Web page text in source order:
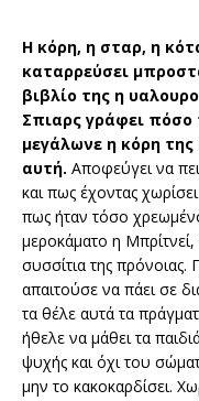
Η κόρη, η σταρ, η
καταρρεύσει
βιβλίο της η
Σπιαρς γράφει πόσο
μεγάλωνε η κόρη
αυτή. Αποφεύγει να
και πως έχοντας
πως ήταν τόσο
μεροκάματο η
συσσίτια της
απαιτούσε να πάει σε
τα θέλε αυτά τα
ήθελε να μάθει τα
ψυχής και όχι του
μην το κακοκαρδίσει.